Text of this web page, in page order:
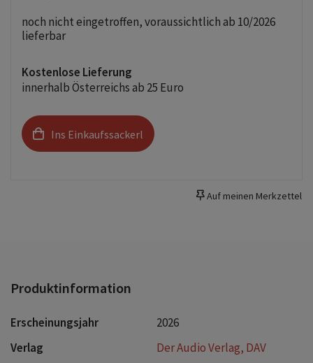
noch nicht eingetroffen, voraussichtlich ab 10/2026
lieferbar
Kostenlose Lieferung
innerhalb Österreichs ab 25 Euro
Ins Einkaufssackerl
Auf meinen Merkzettel
Produktinformation
Erscheinungsjahr
2026
Verlag
Der Audio Verlag, DAV